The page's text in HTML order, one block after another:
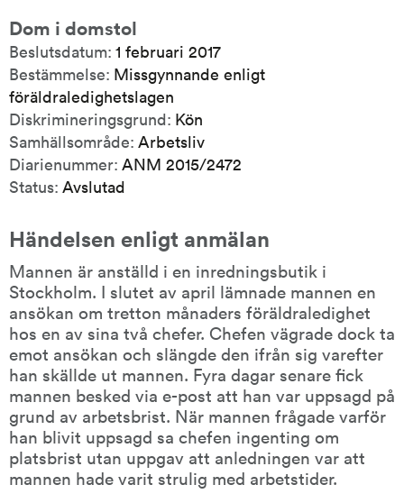
Dom i domstol
Beslutsdatum: 1 februari 2017
Bestämmelse: Missgynnande enligt
föräldraledighetslagen
Diskrimineringsgrund: Kön
Samhällsområde: Arbetsliv
Diarienummer: ANM 2015/2472
Status: Avslutad
Händelsen enligt anmälan
Mannen är anställd i en inredningsbutik i
Stockholm. I slutet av april lämnade mannen en
ansökan om tretton månaders föräldraledighet
hos en av sina två chefer. Chefen vägrade dock ta
emot ansökan och slängde den ifrån sig varefter
han skällde ut mannen. Fyra dagar senare fick
mannen besked via e-post att han var uppsagd på
grund av arbetsbrist. När mannen frågade varför
han blivit uppsagd sa chefen ingenting om
platsbrist utan uppgav att anledningen var att
mannen hade varit strulig med arbetstider.